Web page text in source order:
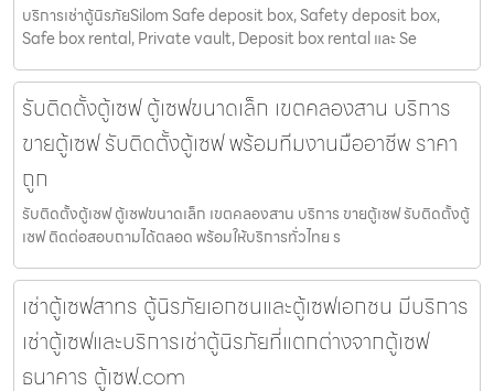
บริการเช่าตู้นิรภัยSilom Safe deposit box, Safety deposit box,
Safe box rental, Private vault, Deposit box rental และ Se
รับติดตั้งตู้เซฟ ตู้เซฟขนาดเล็ก เขตคลองสาน บริการ
ขายตู้เซฟ รับติดตั้งตู้เซฟ พร้อมทีมงานมืออาชีพ ราคา
ถูก
รับติดตั้งตู้เซฟ ตู้เซฟขนาดเล็ก เขตคลองสาน บริการ ขายตู้เซฟ รับติดตั้งตู้
เซฟ ติดต่อสอบถามได้ตลอด พร้อมให้บริการทั่วไทย ร
เช่าตู้เซฟสาทร ตู้นิรภัยเอกชนและตู้เซฟเอกชน มีบริการ
เช่าตู้เซฟและบริการเช่าตู้นิรภัยที่แตกต่างจากตู้เซฟ
ธนาคาร ตู้เซฟ.com